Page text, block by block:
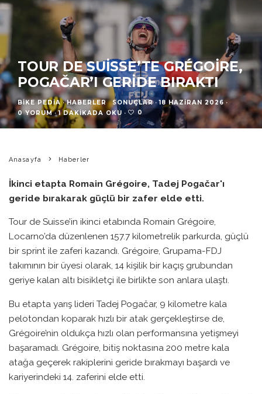
TOUR DE SUISSE’TE GRÉGOIRE,
POGAČAR’I GERIDE BIRAKTI
BIKE PEDIA · HABERLER SONUÇLAR · 18 HAZIRAN 2026 ·
0 YORUM · 1 DAKIKADA OKU · 0
Anasayfa Haberler
İkinci etapta Romain Grégoire, Tadej Pogačar'ı
geride bırakarak güçlü bir zafer elde etti.
Tour de Suisse’in ikinci etabında Romain Grégoire,
Locarno’da düzenlenen 157.7 kilometrelik parkurda, güçlü
bir sprint ile zaferi kazandı. Grégoire, Grupama-FDJ
takımının bir üyesi olarak, 14 kişilik bir kaçış grubundan
geriye kalan altı bisikletçi ile birlikte son anlara ulaştı.
Bu etapta yarış lideri Tadej Pogačar, 9 kilometre kala
pelotondan koparak hızlı bir atak gerçekleştirse de,
Grégoire’nin oldukça hızlı olan performansına yetişmeyi
başaramadı. Grégoire, bitiş noktasına 200 metre kala
atağa geçerek rakiplerini geride bırakmayı başardı ve
kariyerindeki 14. zaferini elde etti.